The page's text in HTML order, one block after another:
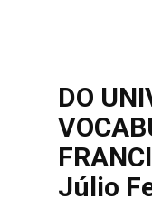
DO
Júlio